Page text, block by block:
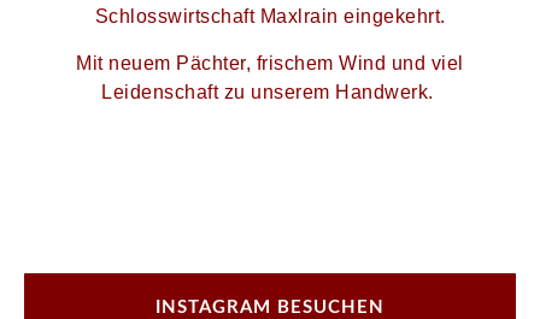
Schlosswirtschaft Maxlrain eingekehrt.
Mit neuem Pächter, frischem Wind und viel
Leidenschaft zu unserem Handwerk.
INSTAGRAM BESUCHEN